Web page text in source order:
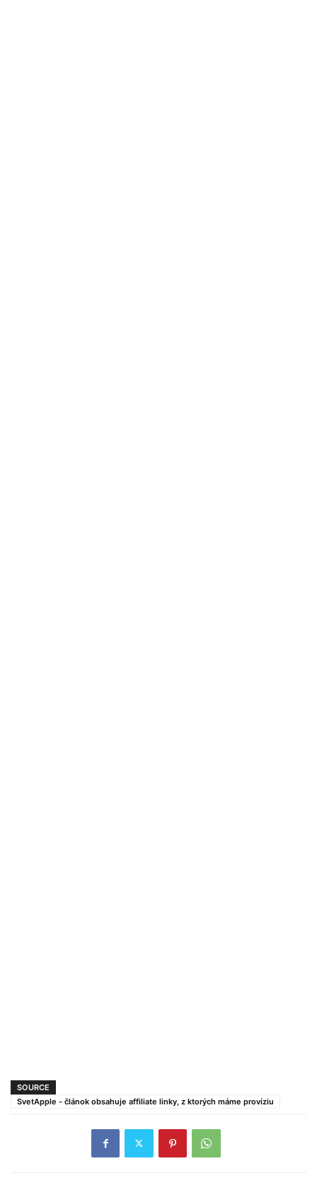
SOURCE
SvetApple - článok obsahuje affiliate linky, z ktorých máme províziu